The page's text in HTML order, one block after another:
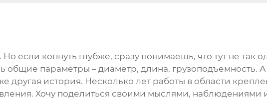
Но если копнуть глубже, сразу понимаешь, что тут не так
общие параметры – диаметр, длина, грузоподъемность. А
другая история. Несколько лет работы в области
Хочу поделиться своими мыслями, наблюдениями